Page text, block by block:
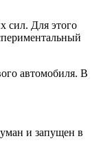
сил. Для этого
автомобиля. В
и запущен в